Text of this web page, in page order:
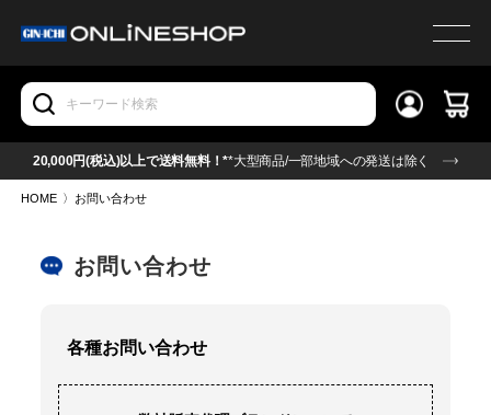
20,000円(税込)以上で送料無料！**大型商品/一部地域への発送は除く
HOME 〉 お問い合わせ
お問い合わせ
各種お問い合わせ